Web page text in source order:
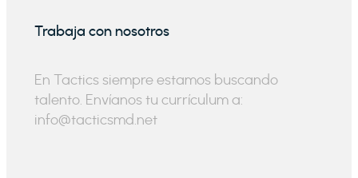
Trabaja con nosotros
En Tactics siempre estamos buscando
talento. Envíanos tu currículum a:
info@tacticsmd.net